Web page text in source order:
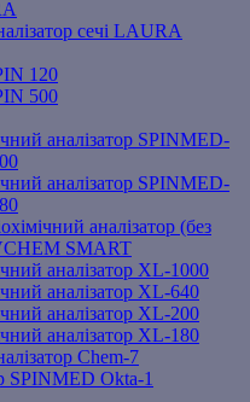
сечі LAURA
120
500
аналізатор SPINMED-
аналізатор SPINMED-
аналізатор (без
SMART
аналізатор XL-1000
аналізатор XL-640
аналізатор XL-200
аналізатор XL-180
Chem-7
SPINMED Okta-1